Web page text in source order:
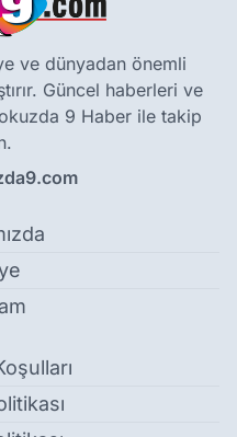
ve dünyadan önemli
Güncel haberleri ve
9 Haber ile takip